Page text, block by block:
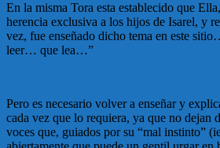
En la misma Tora esta establecido que
herencia exclusiva a los hijos de Isarel, y
vez, fue enseñado dicho tema en este
leer… que lea…”
Pero es necesario volver a enseñar y
cada vez que lo requiera, ya que no dejan
voces que, guiados por su “mal instinto”